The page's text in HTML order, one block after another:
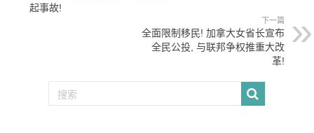
起事故!
下一篇
全面限制移民! 加拿大女省长宣布
全民公投, 与联邦争权推重大改
革!